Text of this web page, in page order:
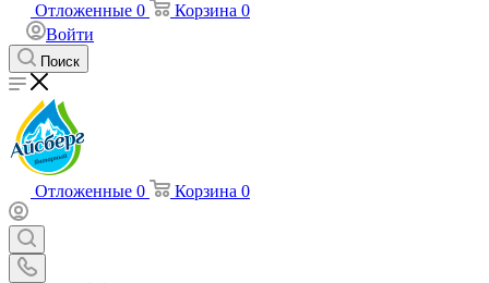
Отложенные 0 Корзина 0
Войти
Поиск
Отложенные 0 Корзина 0